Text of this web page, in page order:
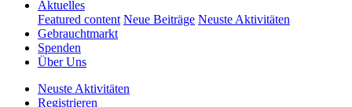
Aktuelles
Featured content Neue Beiträge Neuste Aktivitäten
Gebrauchtmarkt
Spenden
Über Uns
Neuste Aktivitäten
Registrieren